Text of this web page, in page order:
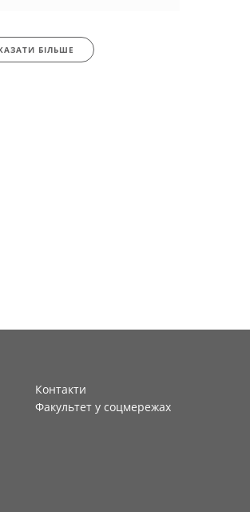
БІЛЬШЕ
Контакти
Факультет у соцмережах